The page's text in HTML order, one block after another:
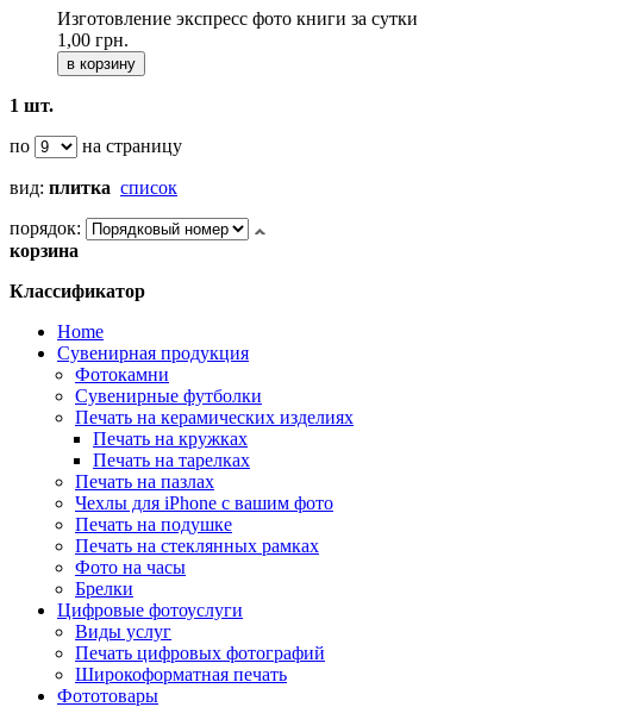
Изготовление экспресс фото книги за сутки
1,00 грн.
в корзину
1 шт.
по
на страницу
вид: плитка список
порядок:
корзина
Классификатор
Home
Сувенирная продукция
Фотокамни
Сувенирные футболки
Печать на керамических изделиях
Печать на кружках
Печать на тарелках
Печать на пазлах
Чехлы для iPhone с вашим фото
Печать на подушке
Печать на стеклянных рамках
Фото на часы
Брелки
Цифровые фотоуслуги
Виды услуг
Печать цифровых фотографий
Широкоформатная печать
Фототовары